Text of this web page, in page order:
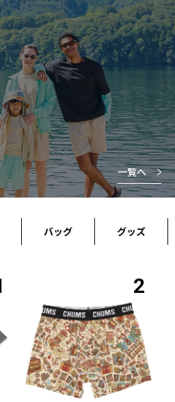
一覧へ
バッグ グッズ